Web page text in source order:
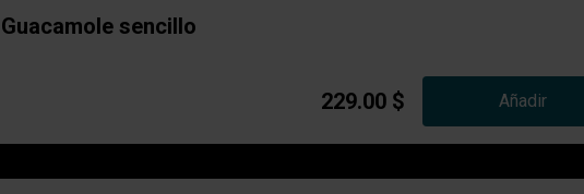
Guacamole sencillo
229.00 $ Añadir